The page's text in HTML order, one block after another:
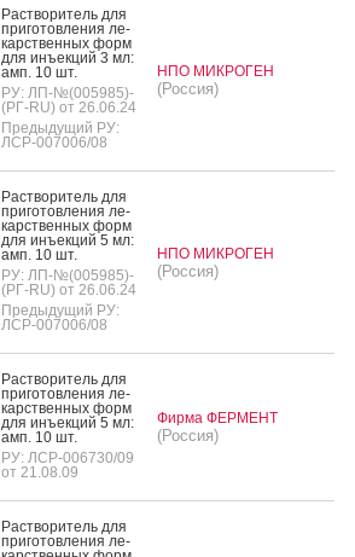
Рас­тво­ритель для
при­готов­ле­ния ле­
карс­твен­ных форм
для инъ­ек­ций 3 мл:
амп. 10 шт.
РУ: ЛП-№(005985)-
(РГ-RU) от 26.06.24
Предыдущий РУ:
ЛСР-007006/08
НПО МИКРОГЕН
(Россия)
Рас­тво­ритель для
при­готов­ле­ния ле­
карс­твен­ных форм
для инъ­ек­ций 5 мл:
амп. 10 шт.
РУ: ЛП-№(005985)-
(РГ-RU) от 26.06.24
Предыдущий РУ:
ЛСР-007006/08
НПО МИКРОГЕН
(Россия)
Рас­тво­ритель для
при­готов­ле­ния ле­
карс­твен­ных форм
для инъ­ек­ций 5 мл:
амп. 10 шт.
РУ: ЛСР-006730/09
от 21.08.09
Фирма ФЕРМЕНТ
(Россия)
Рас­тво­ритель для
при­готов­ле­ния ле­